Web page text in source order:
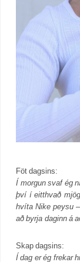
Föt dagsins:
Í morgun svaf ég
því í eitthvað
hvíta Nike peysu
að byrja daginn á
Skap dagsins:
Í dag er ég frekar